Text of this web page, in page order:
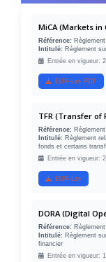
MiCA (Markets in
Référence:
Intitulé: Règlement
Entrée en vigueur:
EUR-Lex PDF
TFR (Transfer of
Référence:
Intitulé: Règlement
fonds et certains
Entrée en vigueur:
EUR-Lex
DORA (Digital
Référence:
Intitulé: Règlement
financier
Entrée en vigueur: